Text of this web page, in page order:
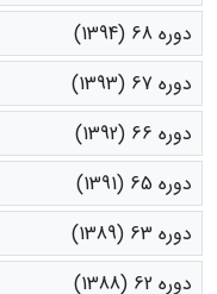
دوره 68 (1394)
دوره 67 (1393)
دوره 66 (1392)
دوره 65 (1391)
دوره 63 (1389)
دوره 62 (1388)